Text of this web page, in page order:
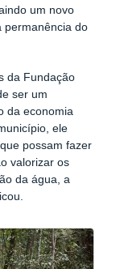
um novo
permanência do
da Fundação
ser um
da economia
ele
possam fazer
valorizar os
da água, a